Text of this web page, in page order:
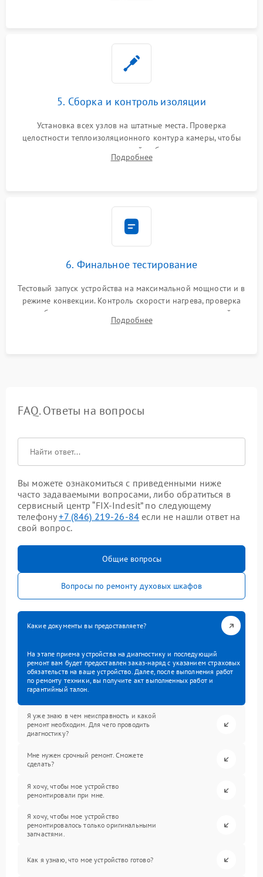
5. Сборка и контроль изоляции
Установка всех узлов на штатные места. Проверка
целостности теплоизоляционного контура камеры, чтобы
исключить перегрев кухонной мебели и потерю тепла.
Надежная фиксация клемм и сборка корпуса шкафа.
Подробнее
6. Финальное тестирование
Тестовый запуск устройства на максимальной мощности и в
режиме конвекции. Контроль скорости нагрева, проверка
срабатывания термостата при достижении заданной
температуры и тест на отсутствие утечек тока.
Подробнее
FAQ. Ответы на вопросы
Вы можете ознакомиться с приведенными ниже
часто задаваемыми вопросами, либо обратиться в
сервисный центр “FIX-Indesit” по следующему
телефону+7 (846) 219-26-84 если не нашли ответ на
свой вопрос.
Общие вопросы
Вопросы по ремонту духовых шкафов
Какие документы вы предоставляете?
На этапе приема устройства на диагностику и последующий
ремонт вам будет предоставлен заказ-наряд с указанием страховых
обязательств на ваше устройство. Далее, после выполнения работ
по ремонту техники, вы получите акт выполненных работ и
гарантийный талон.
Я уже знаю в чем неисправность и какой
ремонт необходим. Для чего проводить
диагностику?
Мне нужен срочный ремонт. Сможете
сделать?
Я хочу, чтобы мое устройство
ремонтировали при мне.
Я хочу, чтобы мое устройство
ремонтировалось только оригинальными
запчастями.
Как я узнаю, что мое устройство готово?